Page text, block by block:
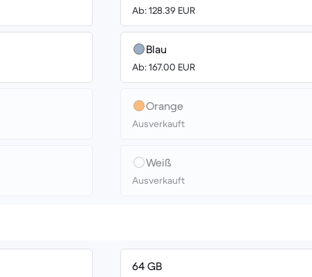
Ab: 128.39 EUR
Blau
Ab: 167.00 EUR
Orange
Ausverkauft
Weiß
Ausverkauft
64 GB